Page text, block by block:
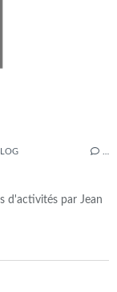
d'activités par Jean